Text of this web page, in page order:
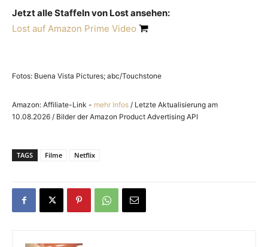
Jetzt alle Staffeln von Lost ansehen:
Lost auf Amazon Prime Video
Fotos: Buena Vista Pictures; abc/Touchstone
Amazon: Affiliate-Link - mehr Infos / Letzte Aktualisierung am
10.08.2026 / Bilder der Amazon Product Advertising API
TAGS Filme Netflix